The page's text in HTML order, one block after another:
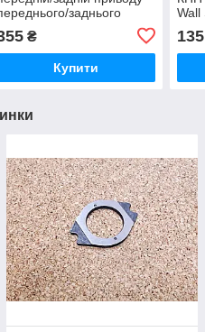
заднього
мосту Great Wall Hover H2
вол Ховер Х2
₴
Купити
135